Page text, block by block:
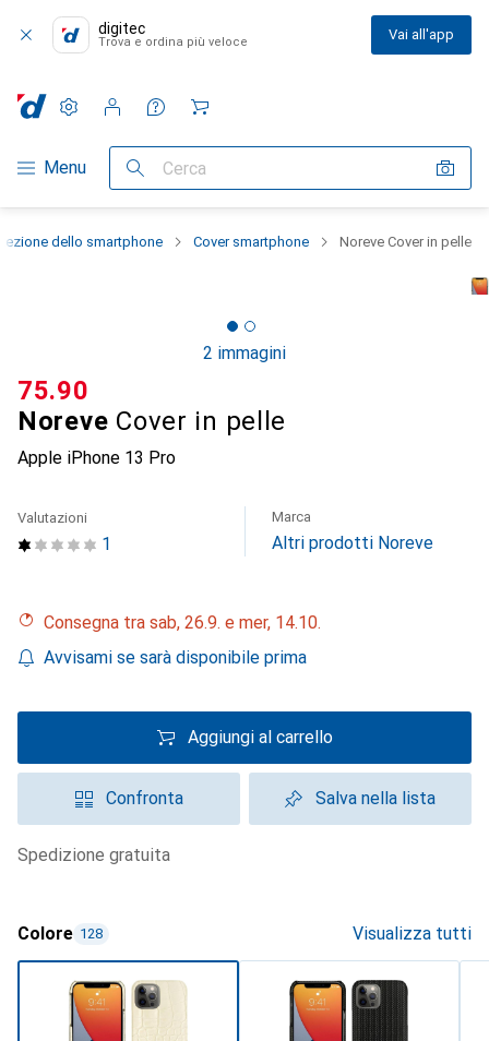
digitec
Trova e ordina più veloce Vai all'app
Categoria Navigazione
Menu Cerca
Impostazioni
Conto cliente
Liste di confronto
Liste dei desideri
Carrello
dello smartphone Cover smartphone Noreve Cover in pelle
2 immagini
Noreve Cover in pelle
Apple iPhone 13 Pro
CHF
75.90
1
Valutazioni Marca
Altri prodotti Noreve
Consegna tra sab, 26.9. e mer, 14.10.
Avvisami se sarà disponibile prima
Aggiungi al carrello
Confronta Salva nella lista
spedizione gratuita
Colore 128 Visualizza tutti